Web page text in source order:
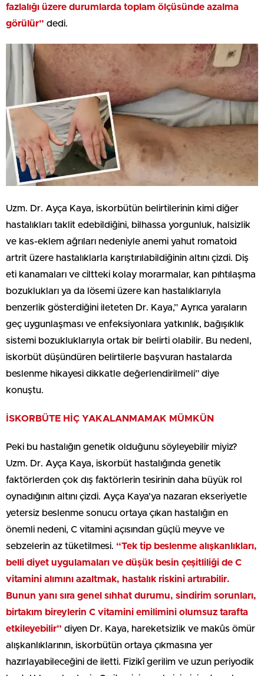
fazlalığı üzere durumlarda toplam ölçüsünde azalma
görülür” dedi.
Uzm. Dr. Ayça Kaya, iskorbütün belirtilerinin kimi diğer
hastalıkları taklit edebildiğini, bilhassa yorgunluk, halsizlik
ve kas-eklem ağrıları nedeniyle anemi yahut romatoid
artrit üzere hastalıklarla karıştırılabildiğinin altını çizdi. Diş
eti kanamaları ve ciltteki kolay morarmalar, kan pıhtılaşma
bozuklukları ya da lösemi üzere kan hastalıklarıyla
benzerlik gösterdiğini ileteten Dr. Kaya,” Ayrıca yaraların
geç uygunlaşması ve enfeksiyonlara yatkınlık, bağışıklık
sistemi bozukluklarıyla ortak bir belirti olabilir. Bu nedenl,
iskorbüt düşündüren belirtilerle başvuran hastalarda
beslenme hikayesi dikkatle değerlendirilmeli” diye
konuştu.
İSKORBÜTE HİÇ YAKALANMAMAK MÜMKÜN
Peki bu hastalığın genetik olduğunu söyleyebilir miyiz?
Uzm. Dr. Ayça Kaya, iskorbüt hastalığında genetik
faktörlerden çok dış faktörlerin tesirinin daha büyük rol
oynadığının altını çizdi. Ayça Kaya’ya nazaran ekseriyetle
yetersiz beslenme sonucu ortaya çıkan hastalığın en
önemli nedeni, C vitamini açısından güçlü meyve ve
sebzelerin az tüketilmesi. “Tek tip beslenme alışkanlıkları,
belli diyet uygulamaları ve düşük besin çeşitliliği de C
vitamini alımını azaltmak, hastalık riskini artırabilir.
Bunun yanı sıra genel sıhhat durumu, sindirim sorunları,
birtakım bireylerin C vitamini emilimini olumsuz tarafta
etkileyebilir” diyen Dr. Kaya, hareketsizlik ve makûs ömür
alışkanlıklarının, iskorbütün ortaya çıkmasına yer
hazırlayabileceğini de iletti. Fizikî gerilim ve uzun periyodik